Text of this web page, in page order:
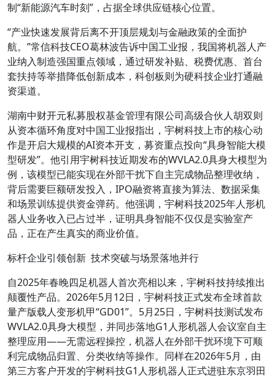
制“新能源汽车时刻”，占据全球供应链核心位置。
“产业快速发展背后离不开顶层规划与金融政策的全面护
航。”常信科技CEO葛林波告诉中国工业报，我国将机器人产
业纳入制造强国重点领域，通过研发补贴、税费优惠、首台
套扶持等举措降低创新成本，科创板则为硬科技企业打通融
资渠道。
湖南中财开元私募股权基金管理有限公司高级合伙人胡双则
从资本循环角度对中国工业报指出，宇树科技上市的核心动
作是开启大规模的AI资本开支，募资重点投向“具身智能大模
型研发”。他引用宇树科技近期发布的WVLA2.0具身大模型为
例，该模型已能实现在外部干扰下自主完成物品整理收纳，
背后需要巨额研发投入，IPO融资将直接为算法、数据采集
和场景训练提供资金弹药。他强调，宇树科技2025年人形机
器人业务收入已占过半，证明具身智能不仅仅是实验室产
品，正在产生真实的商业价值。
标杆企业引领创新 技术突破与场景落地并行
自2025年春晚四足机器人首次亮相以来，宇树科技持续推出
颠覆性产品。2026年5月12日，宇树科技正式发布全球首款
量产版载人变形机甲“GD01”。5月25日，宇树科技测试发布
WVLA2.0具身大模型，并同步落地G1人形机器人会议室自主
整理应用——无需远程操控，机器人在外部干扰环境下可顺
利完成物品归置、分类收纳等操作。同样在2026年5月，由
第三方客户开发的宇树科技G1人形机器人正式进驻东京羽田